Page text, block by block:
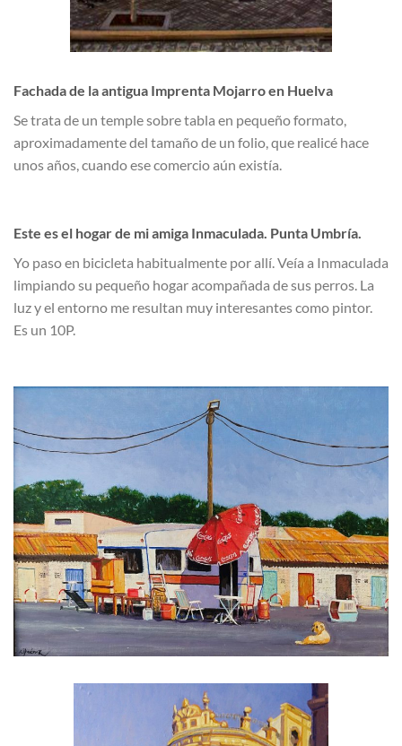
Fachada de la antigua Imprenta Mojarro en Huelva
Se trata de un temple sobre tabla en pequeño formato,
aproximadamente del tamaño de un folio, que realicé hace
unos años, cuando ese comercio aún existía.
Este es el hogar de mi amiga Inmaculada. Punta Umbría.
Yo paso en bicicleta habitualmente por allí. Veía a Inmaculada
limpiando su pequeño hogar acompañada de sus perros. La
luz y el entorno me resultan muy interesantes como pintor.
Es un 10P.